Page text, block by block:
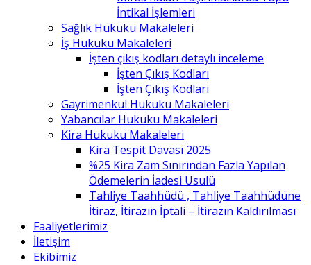
İntikal İşlemleri
Sağlık Hukuku Makaleleri
İş Hukuku Makaleleri
İşten çıkış kodları detaylı inceleme
İşten Çıkış Kodları
İşten Çıkış Kodları
Gayrimenkul Hukuku Makaleleri
Yabancılar Hukuku Makaleleri
Kira Hukuku Makaleleri
Kira Tespit Davası 2025
%25 Kira Zam Sınırından Fazla Yapılan
Ödemelerin İadesi Usulü
Tahliye Taahhüdü , Tahliye Taahhüdüne
İtiraz, İtirazın İptali – İtirazın Kaldırılması
Faaliyetlerimiz
İletişim
Ekibimiz